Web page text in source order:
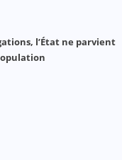
l’État ne parvient